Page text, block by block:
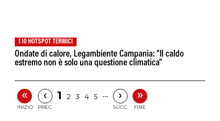
I 10 HOTSPOT TERMICI
Ondate di calore, Legambiente Campania: "Il caldo
estremo non è solo una questione climatica"
«
INIZIO
‹
PREC.
1 2 3 4 5 … ›
SUCC.
»
FINE